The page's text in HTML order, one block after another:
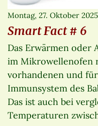
Montag, 27. Oktober 2025
Smart Fact # 6
Das Erwärmen
im Mikrowellenofen
vorhandenen und
Immunsystem des
Das ist auch bei
Temperaturen